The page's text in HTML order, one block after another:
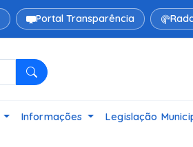
Portal Transparência
Pesquisar
Informações Legislação